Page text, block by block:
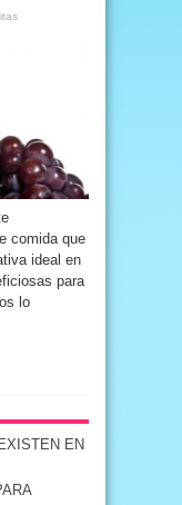
comida que
ideal en
para
lo
EN